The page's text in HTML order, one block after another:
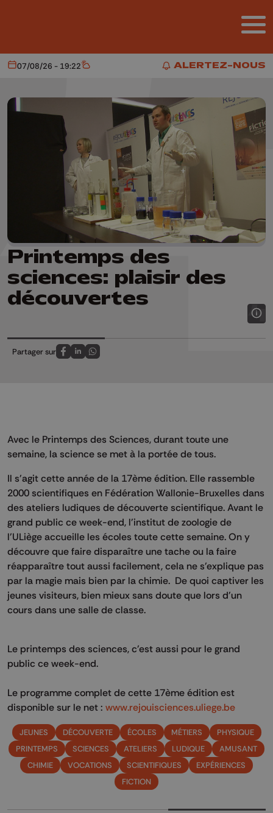
ALERTEZ-NOUS
ALERTEZ-NOUS
Aujourd'hui
07/08/26 - 19:22 Météo
Printemps des
sciences: plaisir des
découvertes
Partager sur
Partagez sur FaceBook
Partagez sur LinkedIn
Partagez sur Whatsapp
Avec le Printemps des Sciences, durant toute une
semaine, la science se met à la portée de tous.
Il s'agit cette année de la 17ème édition. Elle rassemble
2000 scientifiques en Fédération Wallonie-Bruxelles dans
des ateliers ludiques de découverte scientifique. Avant le
grand public ce week-end, l'institut de zoologie de
l'ULiège accueille les écoles toute cette semaine. On y
découvre que faire disparaître une tache ou la faire
réapparaître tout aussi facilement, cela ne s'explique pas
par la magie mais bien par la chimie. De quoi captiver les
jeunes visiteurs, bien mieux sans doute que lors d'un
cours dans une salle de classe.
Le printemps des sciences, c'est aussi pour le grand
public ce week-end.
Le programme complet de cette 17ème édition est
disponible sur le net : www.rejouisciences.uliege.be
JEUNES DÉCOUVERTE ÉCOLES MÉTIERS
PHYSIQUE
PRINTEMPS
SCIENCES ATELIERS LUDIQUE
AMUSANT
CHIMIE
VOCATIONS SCIENTIFIQUES
EXPÉRIENCES
FICTION